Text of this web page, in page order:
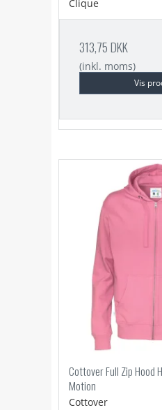
Clique
313,75 DKK
(inkl. moms)
Vis
Cottover Full Zip Hood
Motion
Cottover